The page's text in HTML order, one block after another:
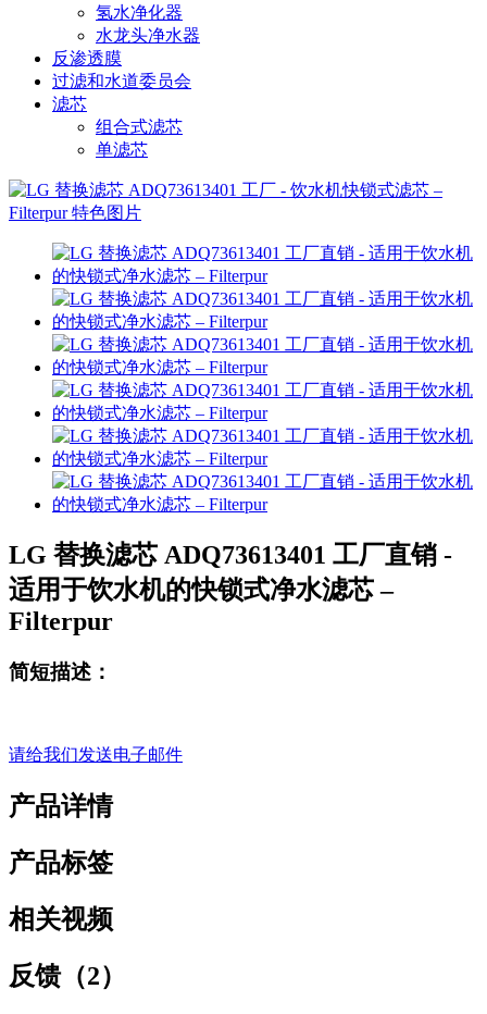
氢水净化器
水龙头净水器
反渗透膜
过滤和水道委员会
滤芯
组合式滤芯
单滤芯
LG 替换滤芯 ADQ73613401 工厂直销 -
适用于饮水机的快锁式净水滤芯 –
Filterpur
简短描述：
请给我们发送电子邮件
产品详情
产品标签
相关视频
反馈（2）